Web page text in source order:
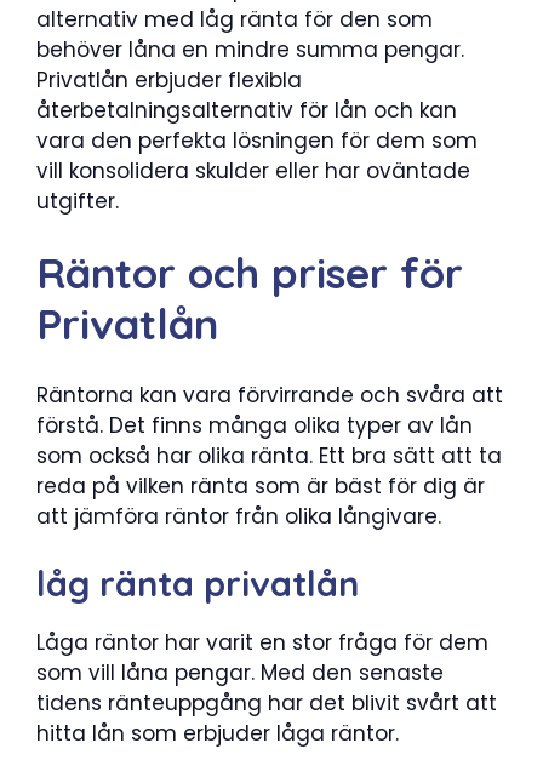
alternativ med låg ränta för den som
behöver låna en mindre summa pengar.
Privatlån erbjuder flexibla
återbetalningsalternativ för lån och kan
vara den perfekta lösningen för dem som
vill konsolidera skulder eller har oväntade
utgifter.
Räntor och priser för
Privatlån
Räntorna kan vara förvirrande och svåra att
förstå. Det finns många olika typer av lån
som också har olika ränta. Ett bra sätt att ta
reda på vilken ränta som är bäst för dig är
att jämföra räntor från olika långivare.
låg ränta privatlån
Låga räntor har varit en stor fråga för dem
som vill låna pengar. Med den senaste
tidens ränteuppgång har det blivit svårt att
hitta lån som erbjuder låga räntor.